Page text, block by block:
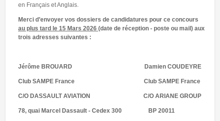
en Français et Anglais.
Merci d’envoyer vos dossiers de candidatures pour ce concours
au plus tard le 15 Mars 2026 (date de réception - poste ou mail) aux
trois adresses suivantes :
Jérôme BROUARD Damien COUDEYRE
Club SAMPE France Club SAMPE France
C/O DASSAULT AVIATION C/O ARIANE GROUP
78, quai Marcel Dassault - Cedex 300 BP 20011